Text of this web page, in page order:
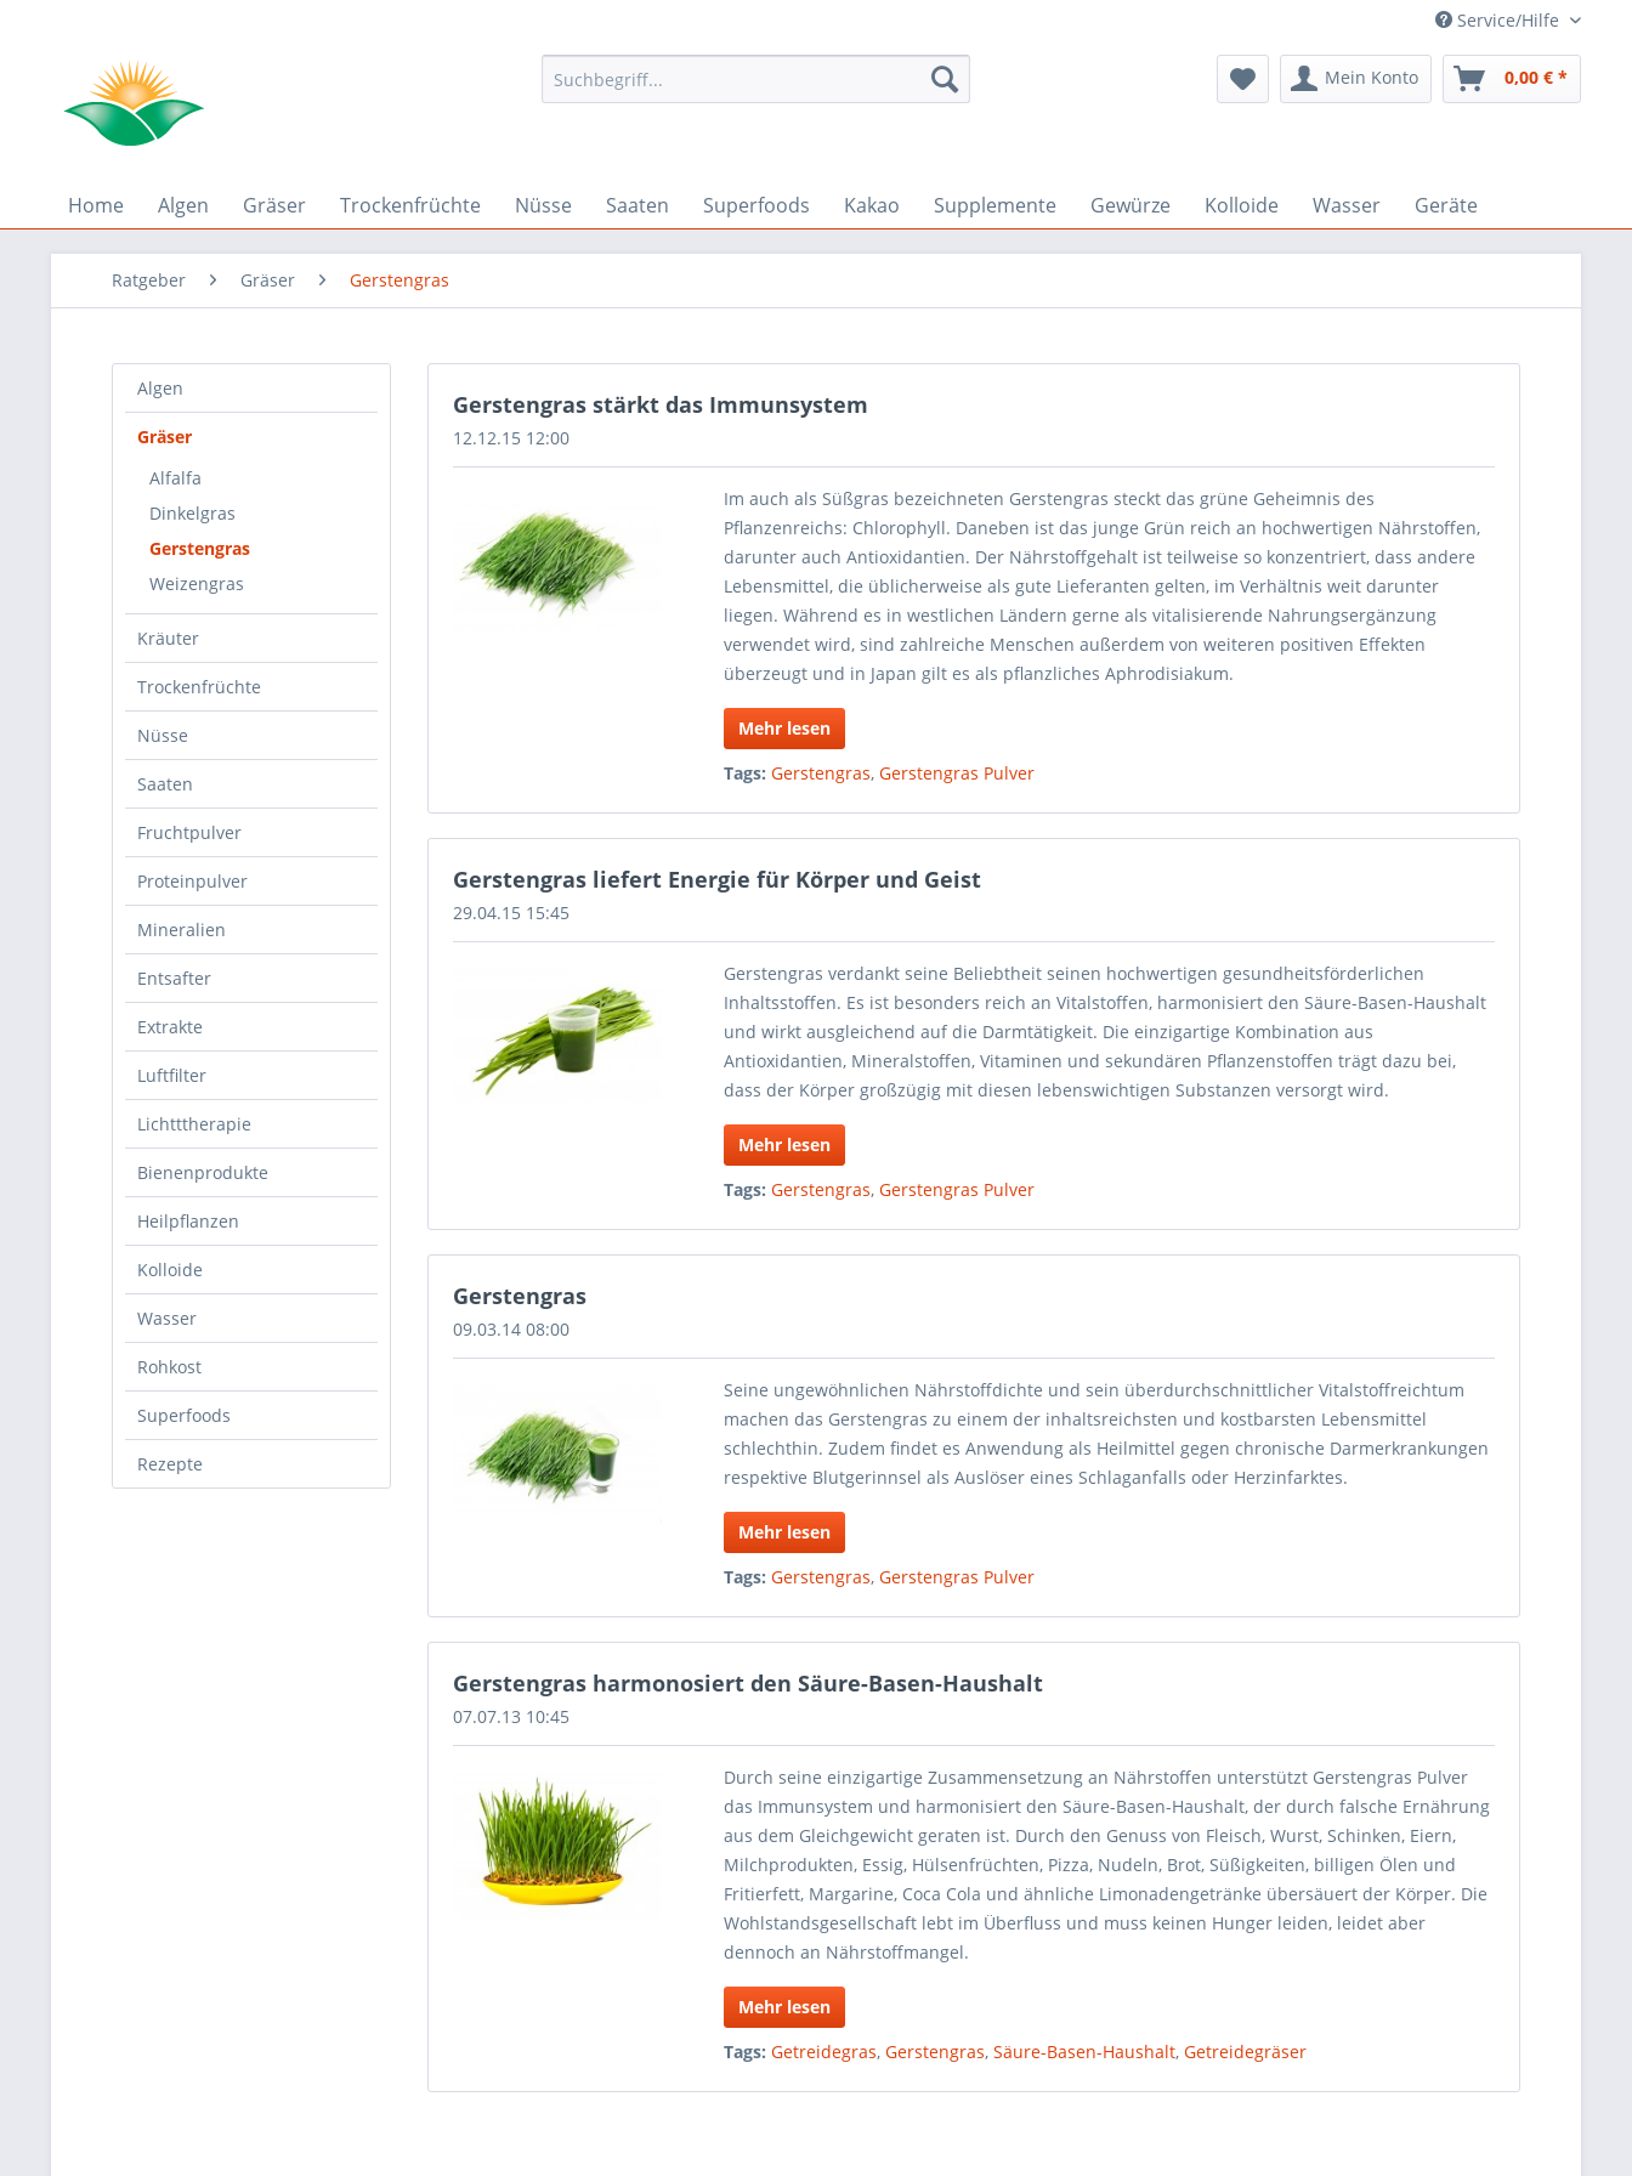
Service/Hilfe
Mein Konto 0,00 € *
Home Algen Gräser Trockenfrüchte Nüsse Saaten Superfoods Kakao Supplemente Gewürze Kolloide Wasser Geräte
Ratgeber Gräser Gerstengras
Algen
Gräser
Alfalfa
Dinkelgras
Gerstengras
Weizengras
Kräuter
Trockenfrüchte
Nüsse
Saaten
Fruchtpulver
Proteinpulver
Mineralien
Entsafter
Extrakte
Luftfilter
Lichtttherapie
Bienenprodukte
Heilpflanzen
Kolloide
Wasser
Rohkost
Superfoods
Rezepte
Gerstengras stärkt das Immunsystem
12.12.15 12:00
Im auch als Süßgras bezeichneten Gerstengras steckt das grüne Geheimnis des
Pflanzenreichs: Chlorophyll. Daneben ist das junge Grün reich an hochwertigen Nährstoffen,
darunter auch Antioxidantien. Der Nährstoffgehalt ist teilweise so konzentriert, dass andere
Lebensmittel, die üblicherweise als gute Lieferanten gelten, im Verhältnis weit darunter
liegen. Während es in westlichen Ländern gerne als vitalisierende Nahrungsergänzung
verwendet wird, sind zahlreiche Menschen außerdem von weiteren positiven Effekten
überzeugt und in Japan gilt es als pflanzliches Aphrodisiakum.
Mehr lesen
Tags: Gerstengras,Gerstengras Pulver
Gerstengras liefert Energie für Körper und Geist
29.04.15 15:45
Gerstengras verdankt seine Beliebtheit seinen hochwertigen gesundheitsförderlichen
Inhaltsstoffen. Es ist besonders reich an Vitalstoffen, harmonisiert den Säure-Basen-Haushalt
und wirkt ausgleichend auf die Darmtätigkeit. Die einzigartige Kombination aus
Antioxidantien, Mineralstoffen, Vitaminen und sekundären Pflanzenstoffen trägt dazu bei,
dass der Körper großzügig mit diesen lebenswichtigen Substanzen versorgt wird.
Mehr lesen
Tags: Gerstengras,Gerstengras Pulver
Gerstengras
09.03.14 08:00
Seine ungewöhnlichen Nährstoffdichte und sein überdurchschnittlicher Vitalstoffreichtum
machen das Gerstengras zu einem der inhaltsreichsten und kostbarsten Lebensmittel
schlechthin. Zudem findet es Anwendung als Heilmittel gegen chronische Darmerkrankungen
respektive Blutgerinnsel als Auslöser eines Schlaganfalls oder Herzinfarktes.
Mehr lesen
Tags: Gerstengras,Gerstengras Pulver
Gerstengras harmonosiert den Säure-Basen-Haushalt
07.07.13 10:45
Durch seine einzigartige Zusammensetzung an Nährstoffen unterstützt Gerstengras Pulver
das Immunsystem und harmonisiert den Säure-Basen-Haushalt, der durch falsche Ernährung
aus dem Gleichgewicht geraten ist. Durch den Genuss von Fleisch, Wurst, Schinken, Eiern,
Milchprodukten, Essig, Hülsenfrüchten, Pizza, Nudeln, Brot, Süßigkeiten, billigen Ölen und
Fritierfett, Margarine, Coca Cola und ähnliche Limonadengetränke übersäuert der Körper. Die
Wohlstandsgesellschaft lebt im Überfluss und muss keinen Hunger leiden, leidet aber
dennoch an Nährstoffmangel.
Mehr lesen
Tags: Getreidegras,Gerstengras,Säure-Basen-Haushalt,Getreidegräser